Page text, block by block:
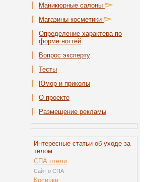
Маникюрные салоны
Магазины косметики
Определение характера по
форме ногтей
Вопрос эксперту
Тесты
Юмор и приколы
О проекте
Размещение рекламы
Интересные статьи об уходе за
телом:
СПА отели
Сайт о СПА
Косички